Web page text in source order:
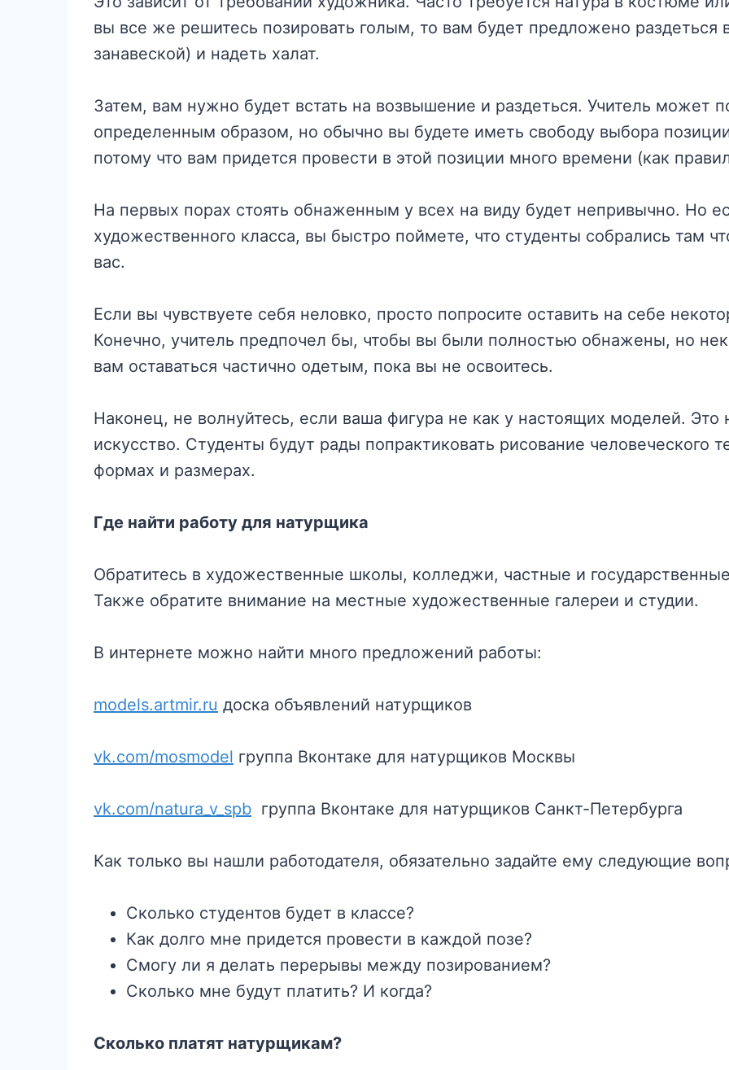
вы все же решитесь позировать голым, то вам будет предложено раздеться
занавеской) и надеть халат.
Затем, вам нужно будет встать на возвышение и раздеться. Учитель может
определенным образом, но обычно вы будете иметь свободу выбора
потому что вам придется провести в этой позиции много времени (как
На первых порах стоять обнаженным у всех на виду будет непривычно. Но
художественного класса, вы быстро поймете, что студенты собрались там
вас.
Если вы чувствуете себя неловко, просто попросите оставить на себе
Конечно, учитель предпочел бы, чтобы вы были полностью обнажены, но
вам оставаться частично одетым, пока вы не освоитесь.
Наконец, не волнуйтесь, если ваша фигура не как у настоящих моделей. Это
искусство. Студенты будут рады попрактиковать рисование человеческого
формах и размерах.
Где найти работу для натурщика
Обратитесь в художественные школы, колледжи, частные и
Также обратите внимание на местные художественные галереи и студии.
В интернете можно найти много предложений работы:
models.artmir.ru доска объявлений натурщиков
vk.com/mosmodel группа Вконтаке для натурщиков Москвы
vk.com/natura_v_spb группа Вконтаке для натурщиков Санкт-Петербурга
Как только вы нашли работодателя, обязательно задайте ему следующие
Сколько студентов будет в классе?
Как долго мне придется провести в каждой позе?
Смогу ли я делать перерывы между позированием?
Сколько мне будут платить? И когда?
Сколько платят натурщикам?